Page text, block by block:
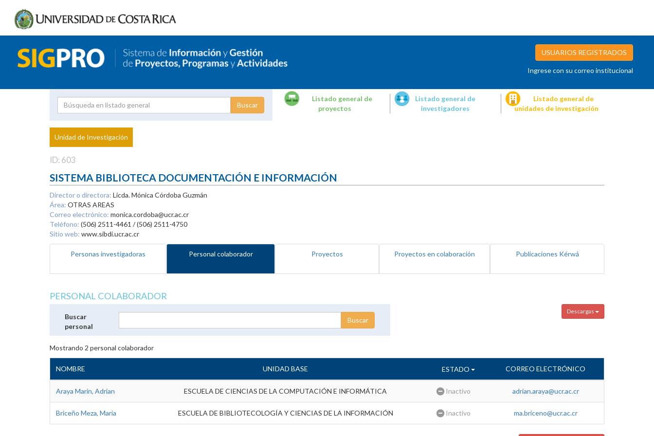
USUARIOS REGISTRADOS
Ingrese con su correo institucional
Proyecto
Investigador
Listado general de
proyectos
Listado general de
investigadores
Listado general de
unidades de investigación
Unidad de Investigación
ID: 603
SISTEMA BIBLIOTECA DOCUMENTACIÓN E INFORMACIÓN
Director o directora: Licda. Mónica Córdoba Guzmán
Área: OTRAS AREAS
Correo electrónico: monica.cordoba@ucr.ac.cr
Teléfono: (506) 2511-4461 / (506) 2511-4750
Sitio web: www.sibdi.ucr.ac.cr
Personas investigadoras Personal colaborador Proyectos Proyectos en colaboración Publicaciones Kérwá
PERSONAL COLABORADOR
Descargas
Buscar
personal
Mostrando 2 personal colaborador
NOMBRE UNIDAD BASE ESTADO CORREO ELECTRÓNICO
Araya Marin, Adrian ESCUELA DE CIENCIAS DE LA COMPUTACIÓN E INFORMÁTICA Inactivo adrian.araya@ucr.ac.cr
Briceño Meza, Maria ESCUELA DE BIBLIOTECOLOGÍA Y CIENCIAS DE LA INFORMACIÓN Inactivo ma.briceno@ucr.ac.cr